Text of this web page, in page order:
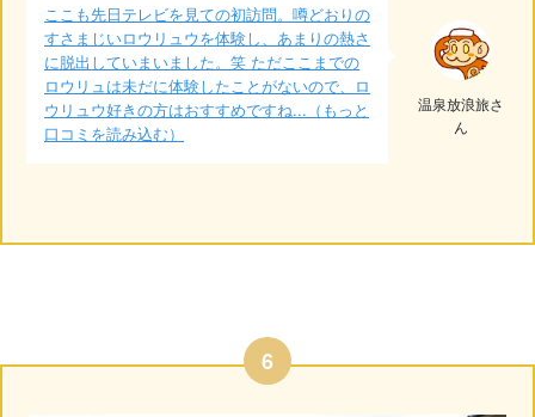
ここも先日テレビを見ての初訪問。噂どおりの
すさまじいロウリュウを体験し、あまりの熱さ
に脱出していまいました。笑 ただここまでの
ロウリュは未だに体験したことがないので、ロ
ウリュウ好きの方はおすすめですね...（もっと
口コミを読み込む）
温泉放浪旅さ
ん
6